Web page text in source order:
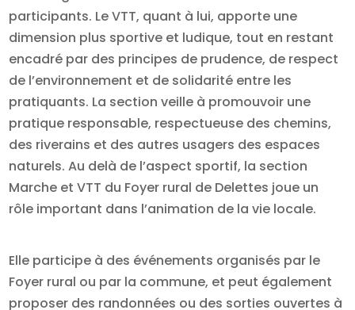
participants. Le VTT, quant à lui, apporte une
dimension plus sportive et ludique, tout en restant
encadré par des principes de prudence, de respect
de l’environnement et de solidarité entre les
pratiquants. La section veille à promouvoir une
pratique responsable, respectueuse des chemins,
des riverains et des autres usagers des espaces
naturels. Au delà de l’aspect sportif, la section
Marche et VTT du Foyer rural de Delettes joue un
rôle important dans l’animation de la vie locale.
Elle participe à des événements organisés par le
Foyer rural ou par la commune, et peut également
proposer des randonnées ou des sorties ouvertes à